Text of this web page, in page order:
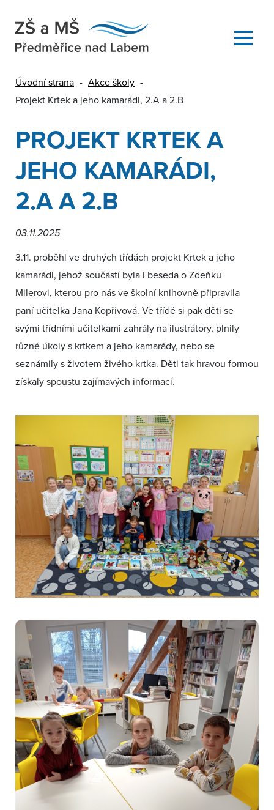
Úvodní strana - Akce školy -
Projekt Krtek a jeho kamarádi, 2.A a 2.B
PROJEKT KRTEK A
JEHO KAMARÁDI,
2.A A 2.B
03.11.2025
3.11. proběhl ve druhých třídách projekt Krtek a jeho
kamarádi, jehož součástí byla i beseda o Zdeňku
Milerovi, kterou pro nás ve školní knihovně připravila
paní učitelka Jana Kopřivová. Ve třídě si pak děti se
svými třídními učitelkami zahrály na ilustrátory, plnily
různé úkoly s krtkem a jeho kamarády, nebo se
seznámily s životem živého krtka. Děti tak hravou formou
získaly spoustu zajímavých informací.